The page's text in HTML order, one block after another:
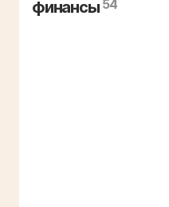
финансы 54